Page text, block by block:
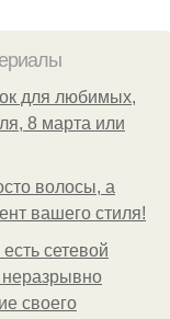
для любимых,
8 марта или
волосы, а
вашего стиля!
сетевой
своего